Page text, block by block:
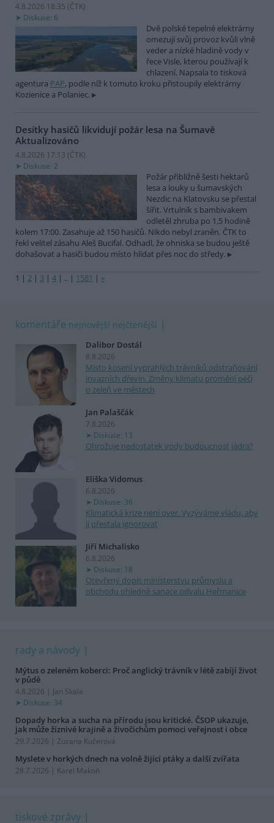
4.8.2026 18:35 (ČTK)
Diskuse: 6
Dvě polské tepelné elektrárny
omezují svůj provoz kvůli vlně
veder a nízké hladině vody v
řece Visle, kterou používají k
chlazení. Napsala to tisková
agentura PAP, podle níž k tomuto kroku přistoupily elektrárny
Kozienice a Polaniec.
Desítky hasičů likvidují požár lesa na Šumavě
Aktualizováno
4.8.2026 17:13 (ČTK)
Diskuse: 2
Požár přibližně šesti hektarů
lesa a louky u šumavských
Nezdic na Klatovsku se přestal
šířit. Vrtulník s bambivakem
odletěl zhruba po 1,5 hodině
kolem 17:00. Zasahuje až 150 hasičů. Nikdo nebyl zraněn. ČTK to
řekl velitel zásahu Aleš Bucifal. Odhadl, že ohniska se budou ještě
dohašovat a hasiči budou místo hlídat přes noc do středy.
1 | 2 | 3 | 4 | .. | 1581 | »
komentáře nejnovější nejčtenější
Dalibor Dostál
8.8.2026
Místo kosení vyprahlých trávníků odstraňování
invazních dřevin. Změny klimatu promění péči
o zeleň ve městech
Jan Palaščák
7.8.2026
Diskuse: 13
Ohrožuje nedostatek vody budoucnost jádra?
Eliška Vidomus
6.8.2026
Diskuse: 36
Klimatická krize není over. Vyzýváme vládu, aby
ji přestala ignorovat
Jiří Michalisko
6.8.2026
Diskuse: 18
Otevřený dopis ministerstvu průmyslu a
obchodu ohledně sanace odvalu Heřmanice
rady a návody
Mýtus o zeleném koberci: Proč anglický trávník v létě zabíjí život
v půdě
4.8.2026 | Jan Skala
Diskuse: 34
Dopady horka a sucha na přírodu jsou kritické. ČSOP ukazuje,
jak může žíznivé krajině a živočichům pomoci veřejnost i obce
29.7.2026 | Zuzana Kučerová
Myslete v horkých dnech na volně žijící ptáky a další zvířata
28.7.2026 | Karel Makoň
tiskové zprávy